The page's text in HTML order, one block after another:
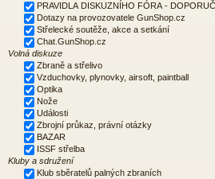
PRAVIDLA DISKUZNÍHO FÓRA -
Dotazy na provozovatele GunShop.cz
Střelecké soutěže, akce a setkání
Chat.GunShop.cz
Volná diskuze
Zbraně a střelivo
Vzduchovky, plynovky, airsoft, paintball
Optika
Nože
Události
Zbrojní průkaz, právní otázky
BAZAR
ISSF střelba
Kluby a sdružení
Klub sběratelů palných zbraních